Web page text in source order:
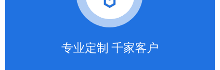
专业定制 千家客户